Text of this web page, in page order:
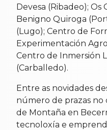
Devesa (Ribadeo); Os
Benigno Quiroga
(Lugo); Centro de
Experimentación
Centro de Inmersión
(Carballedo).
Entre as novidades
número de prazas
de Montaña en
tecnoloxía e